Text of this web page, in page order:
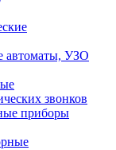
автоматы, УЗО
звонков
приборы